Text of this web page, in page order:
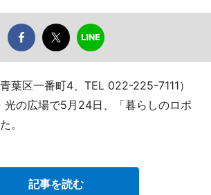
葉区一番町4、TEL 022-225-7111）
光の広場で5月24日、「暮らしのロボ
。
記事を読む